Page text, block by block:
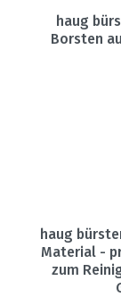
haug
Borsten
haug
Material -
zum